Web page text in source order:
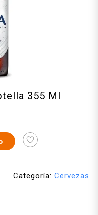
355 Ml
Categoría: Cervezas